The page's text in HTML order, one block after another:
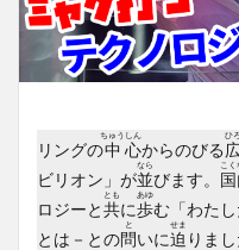
リングの中
ちゅう
心
しん
からのびる
ひろ
ビリオン」が並
なら
びます。 国
こく
ロジーと共
とも
に歩
あゆ
む「わた
とは－との問
と
いに迫
せま
りま